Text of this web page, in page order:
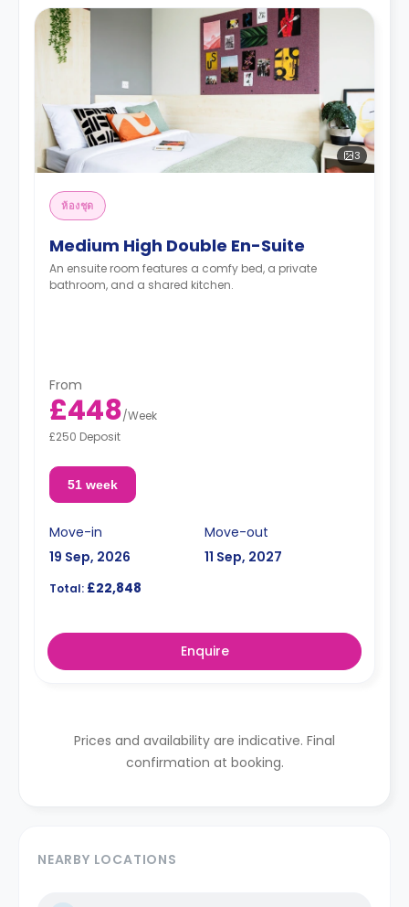
3
ห้องชุด
Medium High Double En-Suite
An ensuite room features a comfy bed, a private
bathroom, and a shared kitchen.
From
£448/Week
£250 Deposit
51 week
Move-in
19 Sep, 2026
Move-out
11 Sep, 2027
Total: £22,848
Enquire
Prices and availability are indicative. Final
confirmation at booking.
NEARBY LOCATIONS